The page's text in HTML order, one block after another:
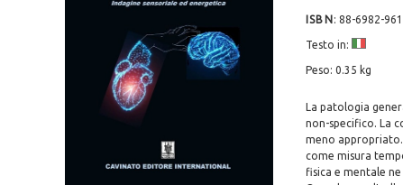
ISBN : 88-6982-
Testo in:
Peso: 0.35 kg
La patologia
non-specifico. La
meno
come misura
fisica e mentale